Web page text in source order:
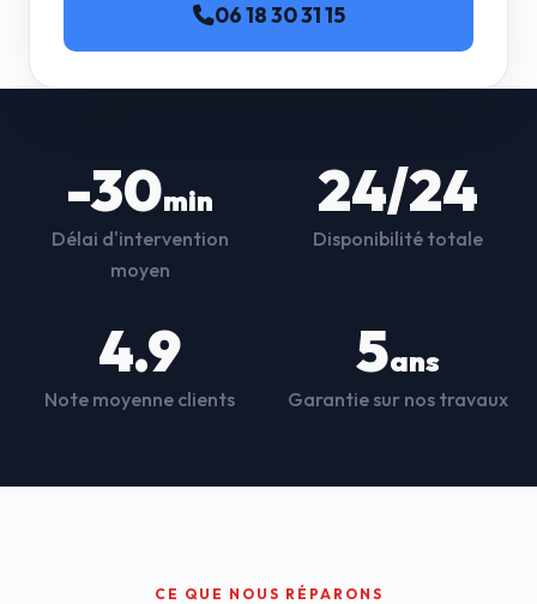
06 18 30 31 15
-30min
Délai d'intervention
moyen
24/24
Disponibilité totale
4.9
Note moyenne clients
5ans
Garantie sur nos travaux
CE QUE NOUS RÉPARONS